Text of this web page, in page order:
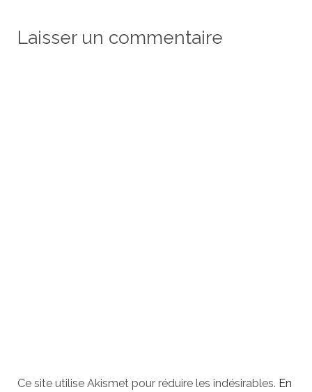
Laisser un commentaire
Ce site utilise Akismet pour réduire les indésirables. En